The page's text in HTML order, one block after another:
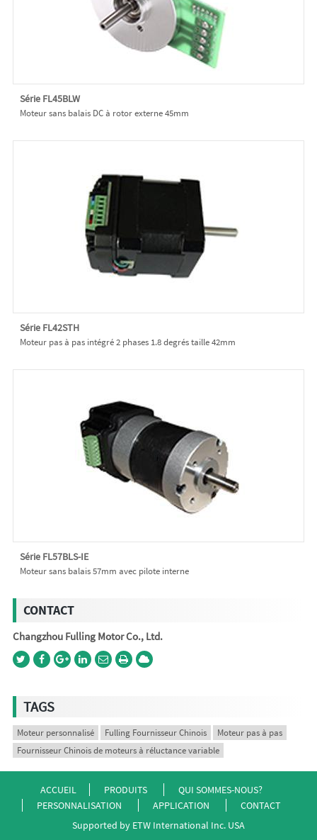
Série FL45BLW
Moteur sans balais DC à rotor externe 45mm
Série FL42STH
Moteur pas à pas intégré 2 phases 1.8 degrés taille 42mm
Série FL57BLS-IE
Moteur sans balais 57mm avec pilote interne
CONTACT
Changzhou Fulling Motor Co., Ltd.
TAGS
Moteur personnalisé Fulling Fournisseur Chinois
Moteur pas à pas
Fournisseur Chinois de moteurs à réluctance variable
ACCUEIL PRODUITS
QUI SOMMES-NOUS?
PERSONNALISATION
APPLICATION
CONTACT
Supported by ETW International Inc. USA